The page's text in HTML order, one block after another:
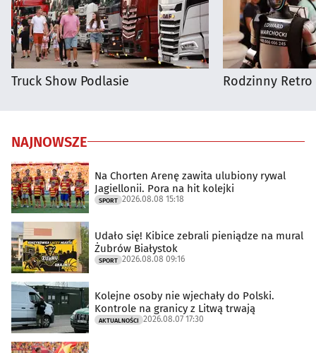
Truck Show Podlasie Rodzinny Retro
NAJNOWSZE
Na Chorten Arenę zawita ulubiony rywal
Jagiellonii. Pora na hit kolejki
SPORT 2026.08.08 15:18
Udało się! Kibice zebrali pieniądze na mural
Żubrów Białystok
SPORT 2026.08.08 09:16
Kolejne osoby nie wjechały do Polski.
Kontrole na granicy z Litwą trwają
AKTUALNOŚCI 2026.08.07 17:30